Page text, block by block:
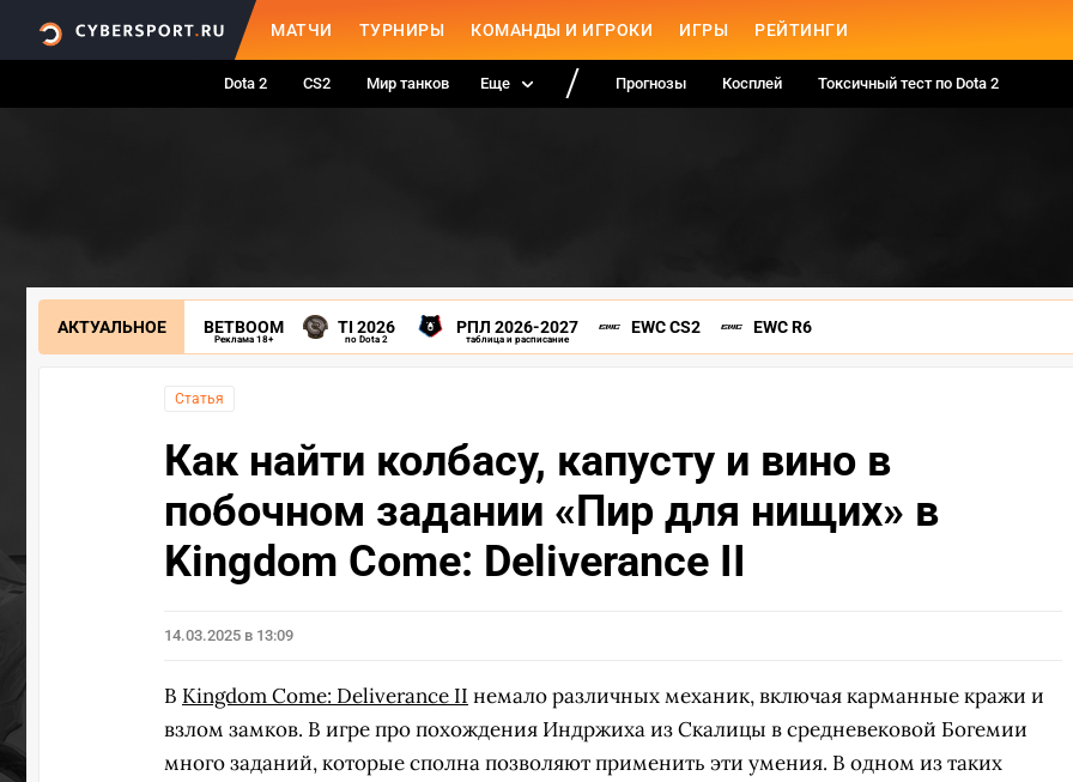
МАТЧИ ТУРНИРЫ КОМАНДЫ И ИГРОКИ ИГРЫ РЕЙТИНГИ
Dota 2 CS2 Мир танков Еще Прогнозы Косплей Токсичный тест по Dota 2
АКТУАЛЬНОЕ BETBOOM
Реклама 18+
TI 2026
по Dota 2
РПЛ 2026-2027
таблица и расписание
EWC CS2 EWC R6
Статья
Как найти колбасу, капусту и вино в
побочном задании «Пир для нищих» в
Kingdom Come: Deliverance II
14.03.2025 в 13:09
В Kingdom Come: Deliverance II немало различных механик, включая карманные кражи и
взлом замков. В игре про похождения Индржиха из Скалицы в средневековой Богемии
много заданий, которые сполна позволяют применить эти умения. В одном из таких